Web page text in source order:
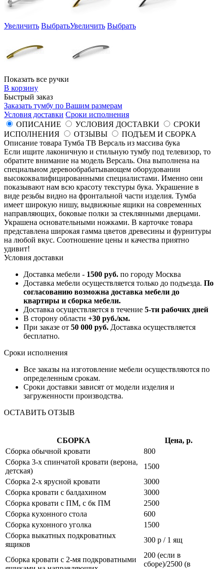
Увеличить ВыбратьУвеличить Выбрать
Показать все ручки
В корзину
Быстрый заказ
Заказать тумбу по Вашим размерам
Условия доставки Сроки исполнения
ОПИСАНИЕ
УСЛОВИЯ ДОСТАВКИ
СРОКИ
ИСПОЛНЕНИЯ
ОТЗЫВЫ
ПОДЪЕМ И СБОРКА
Описание товара Тумба ТВ Версаль из массива бука
Если ищите лаконичную и стильную тумбу под телевизор, то
обратите внимание на модель Версаль. Она выполнена на
специальном деревообрабатывающем оборудовании
высококвалифицированными специалистами. Именно они
показывают нам всю красоту текстуры бука. Украшение в
виде резьбы видно на фронтальной части изделия. Тумба
имеет широкую нишу, выдвижные ящики на современных
направляющих, боковые полки за стеклянными дверцами.
Украшена основательными ножками. В карточке товара
представлена широкая гамма цветов древесины и фурнитуры
на любой вкус. Соотношение цены и качества приятно
удивит!
Условия доставки
Доставка мебели - 1500 руб. по городу Москва
Доставка мебели осуществляется только до подъезда. По
согласованию возможна доставка мебели до
квартиры и сборка мебели.
Доставка осуществляется в течение 5-ти рабочих дней
В сторону области +30 руб./км.
При заказе от 50 000 руб. Доставка осуществляется
бесплатно.
Сроки исполнения
Все заказы на изготовление мебели осуществляются по
определенным срокам.
Сроки доставки зависят от модели изделия и
загруженности производства.
ОСТАВИТЬ ОТЗЫВ
СБОРКА
Цена, р.
Сборка обычной кровати
800
Сборка 3-х спинчатой кровати (верона,
детская)
1500
Сборка 2-х ярусной кровати
3000
Сборка кровати с балдахином
3000
Сборка кровати с ПМ, с бк ПМ
2500
Сборка кухонного стола
600
Сборка кухонного уголка
1500
Сборка выкатных подкроватных
ящиков
300 р / 1 ящ
Сборка кровати с 2-мя подкроватными
200 (если в
сборе)/2500 (в